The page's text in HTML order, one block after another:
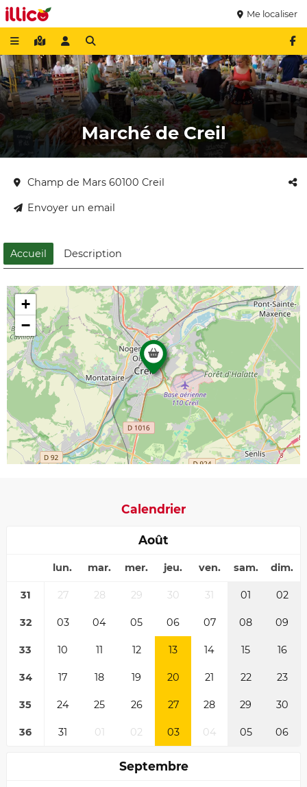
Me localiser
Marché de Creil
Champ de Mars 60100 Creil
Envoyer un email
Accueil Description
+
−
Calendrier
Août
lun. mar. mer. jeu. ven. sam. dim.
31 27 28 29 30 31 01 02
32 03 04 05 06 07 08 09
33 10 11 12 13 14 15 16
34 17 18 19 20 21 22 23
35 24 25 26 27 28 29 30
36 31 01 02 03 04 05 06
Septembre